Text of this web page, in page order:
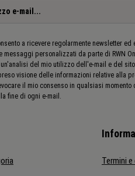
a ricevere regolarmente newsletter
messaggi personalizzati da parte di RWN
del mio utilizzo dell'e-mail e del
visione delle informazioni relative alla
il mio consenso in qualsiasi
fine di ogni e-mail.
Termini